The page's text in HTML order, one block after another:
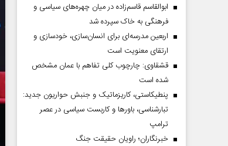
ابوالقاسم قاسم‌زاده در میان چهره‌های سیاسی و
فرهنگی به خاک سپرده شد
اربعین مدرسه‌ای برای انسان‌سازی، خودسازی و
ارتقای معنویت است
قشقاوی: چارچوب کلی تفاهم با عمان مشخص
شده است
پنطیکاستی، کاریزماتیک و جنبش حواریون جدید:
تبارشناسی، باور‌ها و کاربست سیاسی در عصر
ترامپ
خبرنگاران؛ راویان حقیقت جنگ